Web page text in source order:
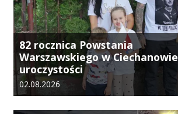
82 rocznica Powstania
Warszawskiego w Ciechanowie
uroczystości
Data dodania galerii:
02.08.2026